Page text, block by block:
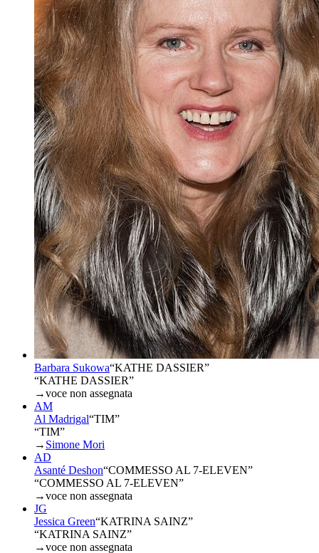
Barbara Sukowa“KATHE DASSIER”
“KATHE DASSIER”
→voce non assegnata
AM
Al Madrigal“TIM”
“TIM”
→ Simone Mori
AD
Asanté Deshon“COMMESSO AL 7-ELEVEN”
“COMMESSO AL 7-ELEVEN”
→voce non assegnata
JG
Jessica Green“KATRINA SAINZ”
“KATRINA SAINZ”
→voce non assegnata